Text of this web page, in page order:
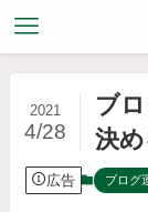
ブ
決め
2021
4/28
広告 ブログ